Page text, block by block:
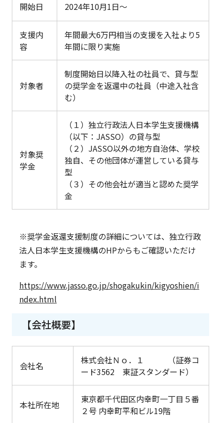
開始日 2024年10月1日～
支援内
容
年間最大6万円相当の支援を入社より5
年間に限り実施
対象者
制度開始日以降入社の社員で、貸与型
の奨学金を返還中の社員（中途入社含
む）
対象奨
学金
（１）独立行政法人日本学生支援機構
（以下：JASSO）の貸与型
（２） JASSO以外の地方自治体、学校
独自、その他団体が運営している貸与
型
（３）その他会社が適当と認めた奨学
金
※奨学金返還支援制度の詳細については、独立行政
法人日本学生支援機構のHPからもご確認いただけ
ます。
https://www.jasso.go.jp/shogakukin/kigyoshien/i
ndex.html
【会社概要】
会社名
株式会社Ｎｏ．１ （証券コ
ード3562 東証スタンダード）
本社所在地
東京都千代田区内幸町一丁目５番
２号 内幸町平和ビル19階